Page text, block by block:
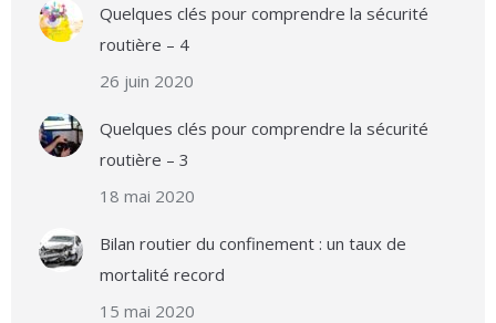
Quelques clés pour comprendre la sécurité
routière – 4
26 juin 2020
Quelques clés pour comprendre la sécurité
routière – 3
18 mai 2020
Bilan routier du confinement : un taux de
mortalité record
15 mai 2020